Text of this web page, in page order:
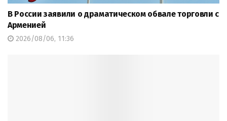
В России заявили о драматическом обвале торговли с
Арменией
2026/08/06, 11:36